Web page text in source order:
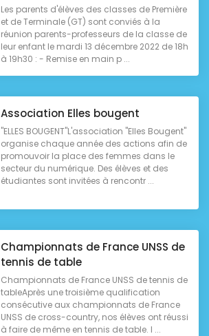
Les parents d'élèves des classes de Première
et de Terminale (GT) sont conviés à la
réunion parents-professeurs de la classe de
leur enfant le mardi 13 décembre 2022 de 18h
à 19h30 : - Remise en main p ...
Association Elles bougent
"ELLES BOUGENT"L'association "Elles Bougent"
organise chaque année des actions afin de
promouvoir la place des femmes dans le
secteur du numérique. Des élèves et des
étudiantes sont invitées à rencontr ...
Championnats de France UNSS de
tennis de table
Championnats de France UNSS de tennis de
tableAprès une troisième qualification
consécutive aux championnats de France
UNSS de cross-country, nos élèves ont réussi
à faire de même en tennis de table. I ...